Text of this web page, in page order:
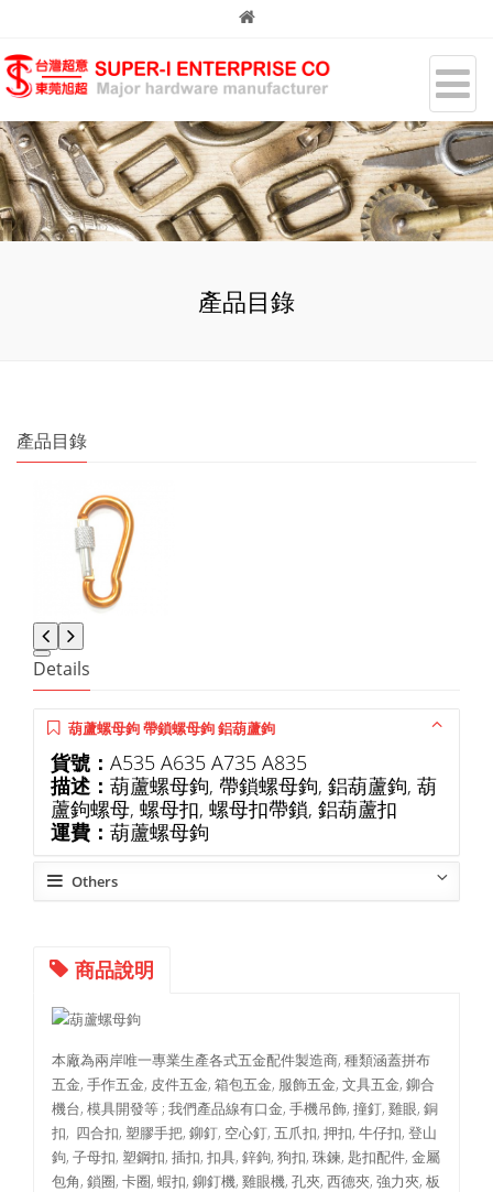
產品目錄
產品目錄
Details
葫蘆螺母鉤 帶鎖螺母鉤 鋁葫蘆鉤
貨號： A535 A635 A735 A835
描述： 葫蘆螺母鉤, 帶鎖螺母鉤, 鋁葫蘆鉤, 葫
蘆鉤螺母, 螺母扣, 螺母扣帶鎖, 鋁葫蘆扣
運費： 葫蘆螺母鉤
Others
商品說明
本廠為兩岸唯一專業生產各式五金配件製造商, 種類涵蓋拼布
五金, 手作五金, 皮件五金, 箱包五金, 服飾五金, 文具五金, 鉚合
機台, 模具開發等 ; 我們產品線有口金, 手機吊飾, 撞釘, 雞眼, 銅
扣, 四合扣, 塑膠手把, 鉚釘, 空心釘, 五爪扣, 押扣, 牛仔扣, 登山
鉤, 子母扣, 塑鋼扣, 插扣, 扣具, 鋅鉤, 狗扣, 珠鍊, 匙扣配件, 金屬
包角, 鎖圈, 卡圈, 蝦扣, 鉚釘機, 雞眼機, 孔夾, 西德夾, 強力夾, 板